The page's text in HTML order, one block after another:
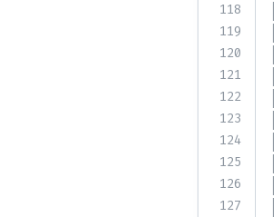
118
119
120
121
122
123
124
125
126
127